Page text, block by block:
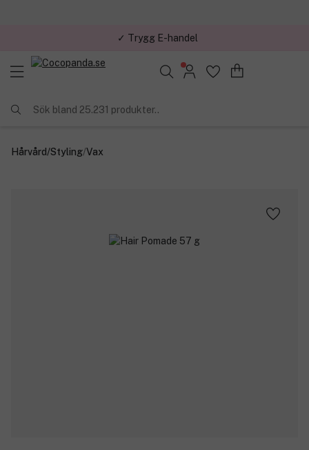
✓ Trygg E-handel
Sök bland 25.231 produkter..
Hårvård/Styling/Vax